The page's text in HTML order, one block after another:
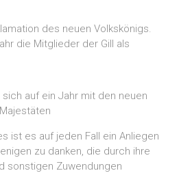
des neuen Volkskönigs.
die Mitglieder der Gill als
auf ein Jahr mit den neuen
Majestäten
ist es auf jeden Fall ein Anliegen
zu danken, die durch ihre
sonstigen Zuwendungen